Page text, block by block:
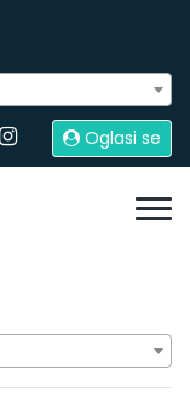
Oglasi se